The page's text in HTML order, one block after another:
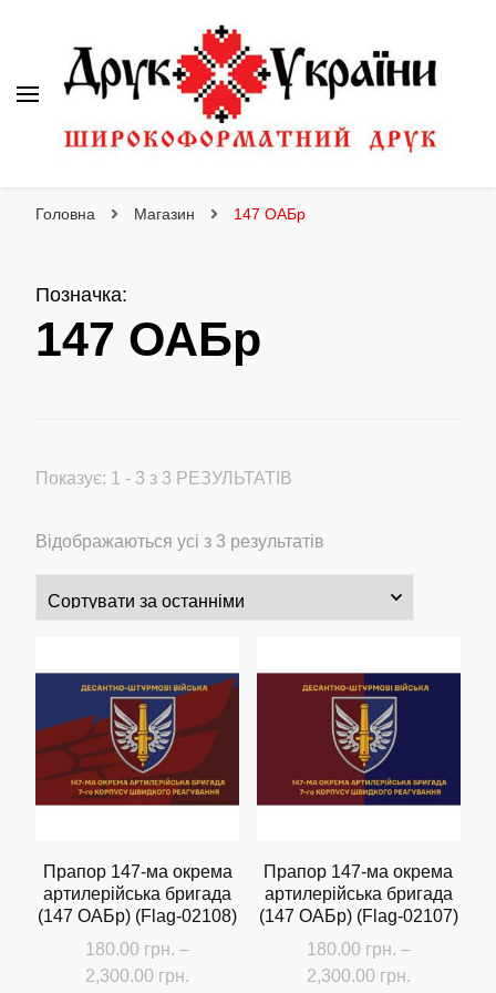
Головна Магазин 147 ОАБр
Позначка:
147 ОАБр
Показує: 1 - 3 з 3 РЕЗУЛЬТАТІВ
Відображаються усі з 3 результатів
за
останнім
Прапор 147-ма окрема
артилерійська бригада
(147 ОАБр) (Flag-02108)
180.00 грн. –
2,300.00 грн.
Прапор 147-ма окрема
артилерійська бригада
(147 ОАБр) (Flag-02107)
180.00 грн. –
2,300.00 грн.